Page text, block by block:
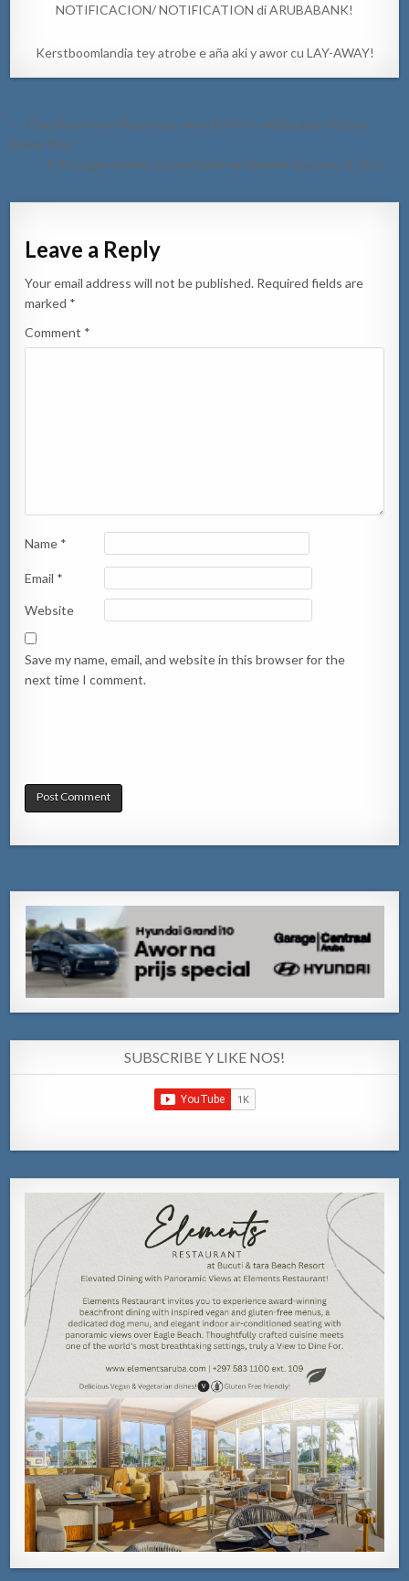
NOTIFICACION/ NOTIFICATION di ARUBABANK!
Kerstboomlandia tey atrobe e aña aki y awor cu LAY-AWAY!
Post
navigation
← Chauffeur bao influencia a ranca borchi y a kibra palo di luz na
Seroe Pita
Polis a gara hende ta para bebe na Hamaka despues di 12’or →
Leave a Reply
Your email address will not be published. Required fields are
marked *
Comment *
Name *
Email *
Website
Save my name, email, and website in this browser for the
next time I comment.
SUBSCRIBE Y LIKE NOS!